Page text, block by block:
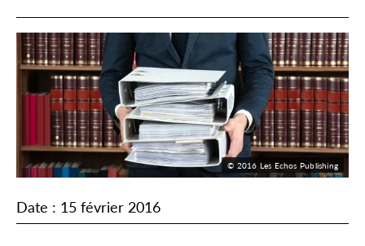
Date : 15 février 2016
© 2016 Les Echos Publishing